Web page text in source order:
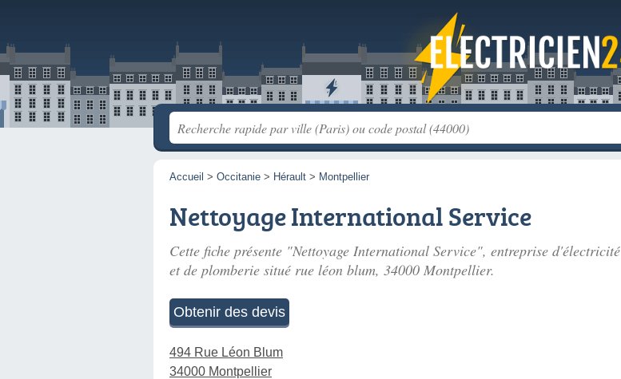
Accueil > Occitanie > Hérault > Montpellier
Nettoyage International Service
Cette fiche présente "Nettoyage International Service", entreprise d'électricité
et de plomberie situé rue léon blum, 34000 Montpellier.
Obtenir des devis
494 Rue Léon Blum
34000 Montpellier